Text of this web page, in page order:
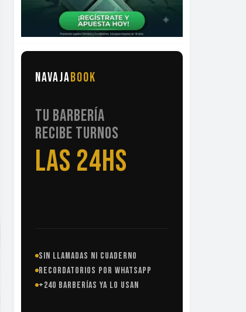
NAVAJABOOK
TU BARBERÍA
RECIBE TURNOS
LAS 24HS
SIN LLAMADAS NI CUADERNO
RECORDATORIOS POR WHATSAPP
+240 BARBERÍAS YA LO USAN